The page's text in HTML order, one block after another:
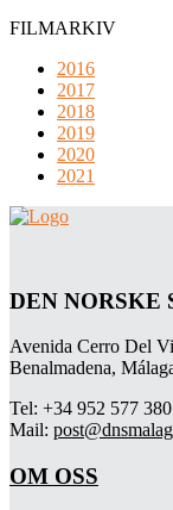
FILMARKIV
2016
2017
2018
2019
2020
2021
DEN
Avenida Cerro Del
Benalmadena,
Tel: +34 952 577 380
Mail:
OM OSS